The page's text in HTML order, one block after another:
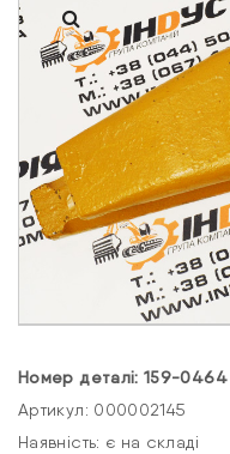
Номер деталі: 159-0464
Артикул: 000002145
Наявність: є на складі